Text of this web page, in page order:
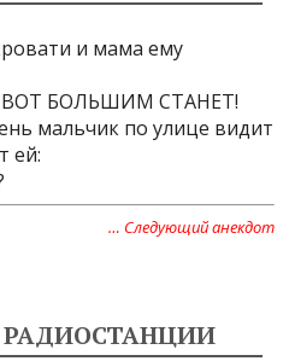
и мама ему
БОЛЬШИМ СТАНЕТ!
мальчик по улице видит
ей:
… Следующий анекдот